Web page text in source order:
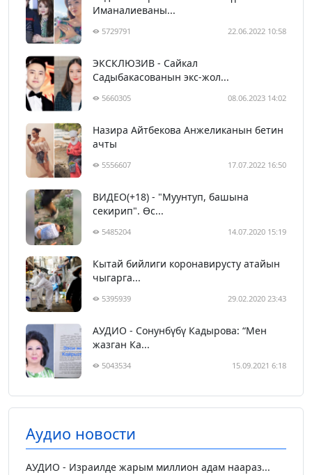
Иманалиеваны...
5729791 22.06.2022 10:58
ЭКСКЛЮЗИВ - Сайкал
Садыбакасованын экс-жол...
5660305 08.06.2023 14:02
Назира Айтбекова Анжеликанын бетин
ачты
5556607 17.07.2022 16:50
ВИДЕО(+18) - "Муунтуп, башына
секирип". Өс...
5485204 14.07.2020 15:19
Кытай бийлиги коронавирусту атайын
чыгарга...
5395939 29.02.2020 23:43
АУДИО - Сонунбүбү Кадырова: “Мен
жазган Ка...
5043534 15.09.2021 6:18
Аудио новости
АУДИО - Израилде жарым миллион адам наараз...